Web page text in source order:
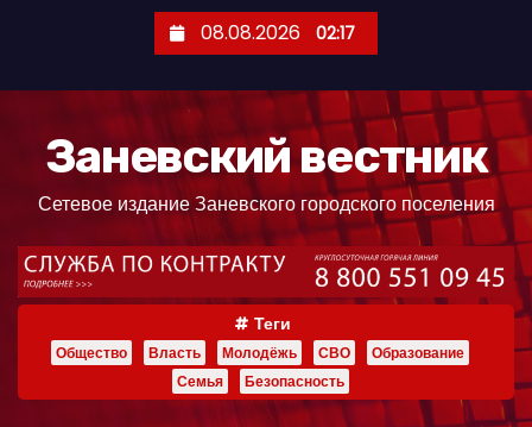
08.08.2026 02:17
Заневский вестник
Сетевое издание Заневского городского поселения
Теги
Общество Власть Молодёжь СВО
Образование
Семья
Безопасность